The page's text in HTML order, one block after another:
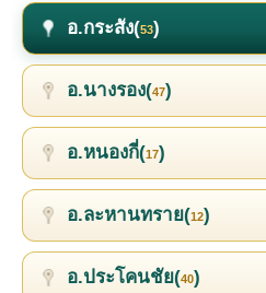
อ.กระสัง(53)
อ.นางรอง(47)
อ.หนองกี่(17)
อ.ละหานทราย(12)
อ.ประโคนชัย(40)